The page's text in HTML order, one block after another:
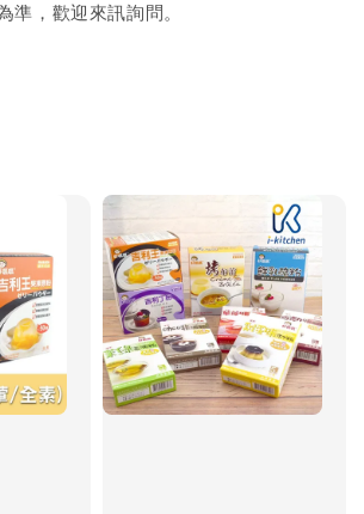
，歡迎來訊詢問。